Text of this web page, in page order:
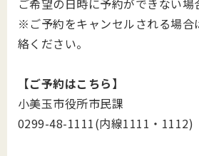
ご希望の日時に予約ができない場
※ご予約をキャンセルされる場合
絡ください。
【ご予約はこちら】
小美玉市役所市民課
0299-48-1111(内線1111・1112)